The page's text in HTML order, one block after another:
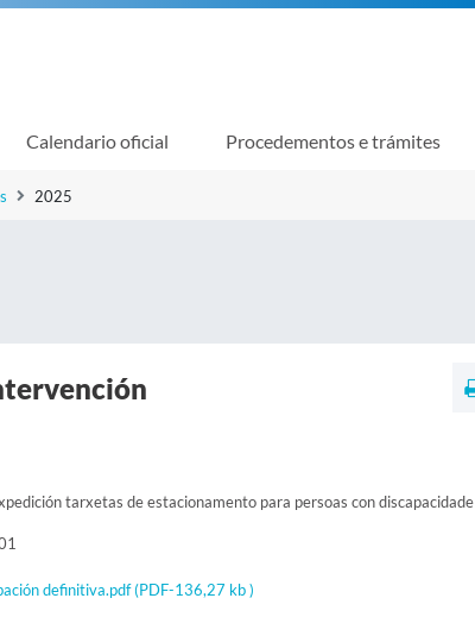
Calendario oficial Procedementos e trámites
2025
tarxetas de estacionamento para persoas con discapacidade
definitiva.pdf(PDF-136,27 kb )